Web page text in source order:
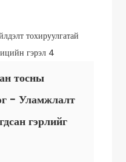
тосны
- Уламжлалт
гэрлийг